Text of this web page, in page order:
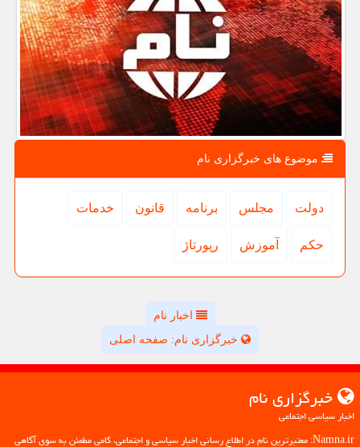
موضوع های خبرگزاری نام
دولت مجلس برنامه قانون خدمات
حكم آموزش رپورتاژ
اخبار نام
خبرگزاری نام: صفحه اصلی
خبرگزاری نام
اخبار سیاسی اجتماعی
Namna.ir: معتبرترین نام در اطلاع رسانی اخبار سیاسی و اجتماعی، گامی مطمئن به سوی آگاهی